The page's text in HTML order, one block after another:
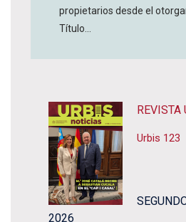
propietarios desde el
Título...
REVISTA
Urbis 123
2026